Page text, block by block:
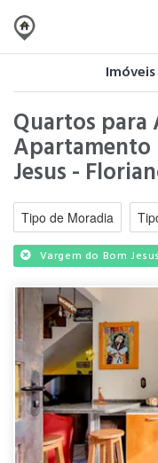
Quartos
Apartamento
Jesus -
Tipo de Moradia
Vargem do Bom Jesus